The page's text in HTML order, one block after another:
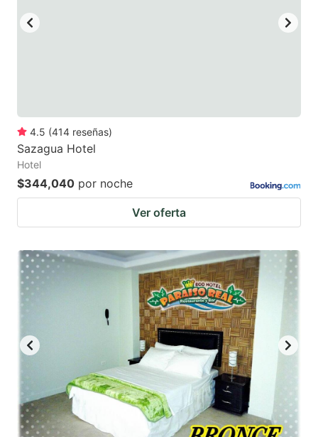
4.5 (414 reseñas)
Sazagua Hotel
Hotel
$344,040 por noche
Ver oferta